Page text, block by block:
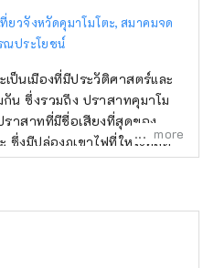
ยวจังหวัดคุมาโมโตะ, สมาคมจด
ณประโยชน์
เป็นเมืองที่มีประวัติศาสตร์และ
น ซึ่งรวมถึง ปราสาทคุมาโม
ราสาทที่มีชื่อเสียงที่สุดของ
ซึ่งมีปล่องภูเขาไฟที่ใหญ่ที่สุด
ละอามาคุสะ ซึ่งเป็นที่อยู่ของ
more